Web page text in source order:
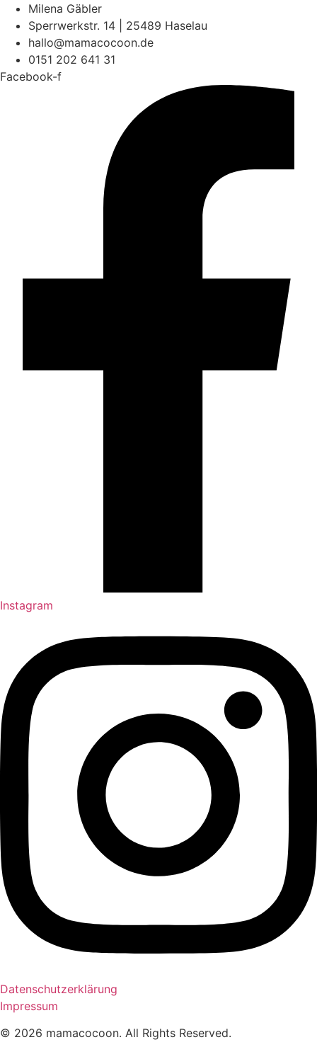
Milena Gäbler
Sperrwerkstr. 14 | 25489 Haselau
hallo@mamacocoon.de
0151 202 641 31
Facebook-f
Instagram
Datenschutzerklärung
Impressum
© 2026 mamacocoon. All Rights Reserved.